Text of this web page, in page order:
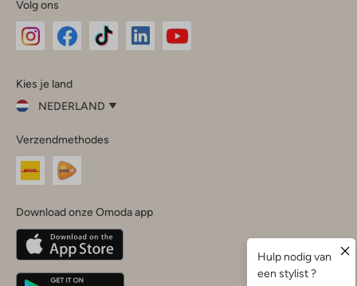
Volg ons
InstagramFacebook
Kies je land
NEDERLAND
je
land
Nederland
Belgique(Français)
Deutschland
Verzendmethodes
Download onze Omoda app